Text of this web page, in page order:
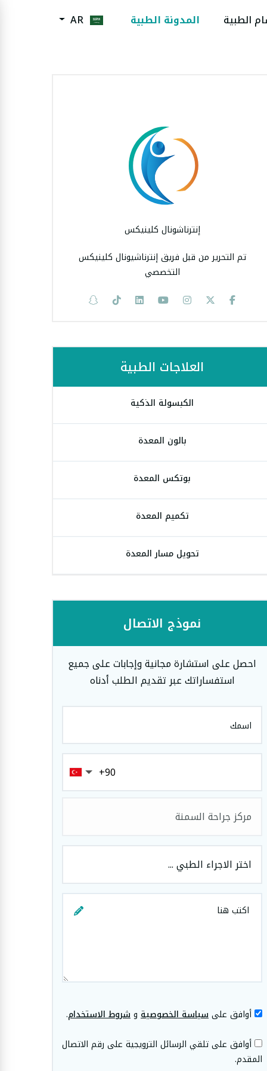
الطبية المدونة الطبية AR
إنترناشونال كلينيكس
تم التحرير من قبل فريق إنترناشيونال كلينيكس
التخصصي
العلاجات الطبية
الكبسولة الذكية
بالون المعدة
بوتكس المعدة
تكميم المعدة
تحويل مسار المعدة
نموذج الاتصال
احصل على استشارة مجانية وإجابات على جميع
استفساراتك عبر تقديم الطلب أدناه
مركز جراحة السمنة
اختر الاجراء الطبي ...
أوافق علىسياسة الخصوصية وشروط الاستخدام.
أوافق على تلقي الرسائل الترويجية على رقم الاتصال
المقدم.